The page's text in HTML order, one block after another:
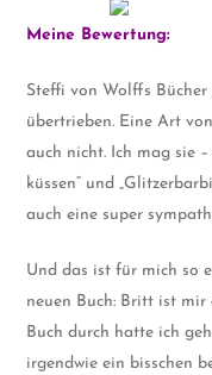
Meine Bewertung:
Steffi von Wolffs
übertrieben. Eine Art
auch nicht. Ich mag sie
küssen“ und
auch eine super
Und das ist für mich so
neuen Buch: Britt ist mir
Buch durch hatte ich
irgendwie ein bisschen